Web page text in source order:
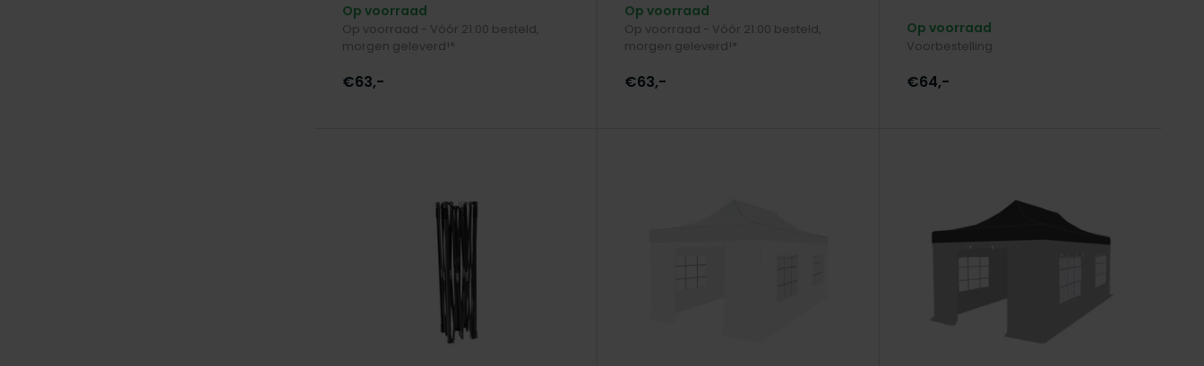
Op voorraad
Op voorraad - Vóór 21:00 besteld,
morgen geleverd!*
€63,-
Op voorraad
Op voorraad - Vóór 21:00 besteld,
morgen geleverd!*
€63,-
Op voorraad
Voorbestelling
€64,-